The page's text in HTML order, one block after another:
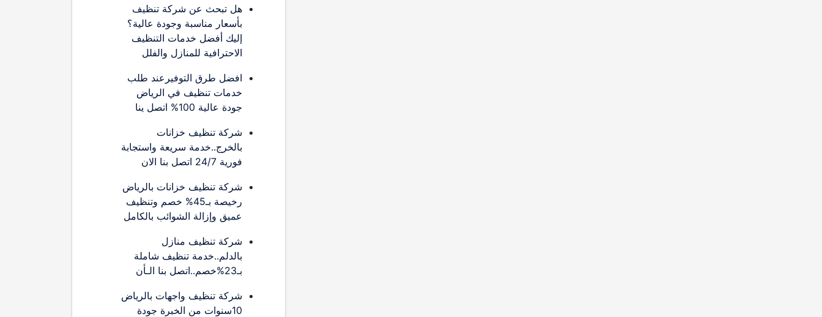
هل تبحث عن شركة تنظيف
بأسعار مناسبة وجودة عالية؟
إليك أفضل خدمات التنظيف
الاحترافية للمنازل والفلل
افضل طرق التوفيرعند طلب
خدمات تنظيف في الرياض
جودة عالية 100% اتصل ينا
شركة تنظيف خزانات
بالخرج..خدمة سريعة واستجابة
فورية 24/7 اتصل بنا الان
شركة تنظيف خزانات بالرياض
رخيصة بـ45% خصم وتنظيف
عميق وإزالة الشوائب بالكامل
شركة تنظيف منازل
بالدلم..خدمة تنظيف شاملة
بـ23%خصم..اتصل بنا الـأن
شركة تنظيف واجهات بالرياض
10سنوات من الخبرة جودة